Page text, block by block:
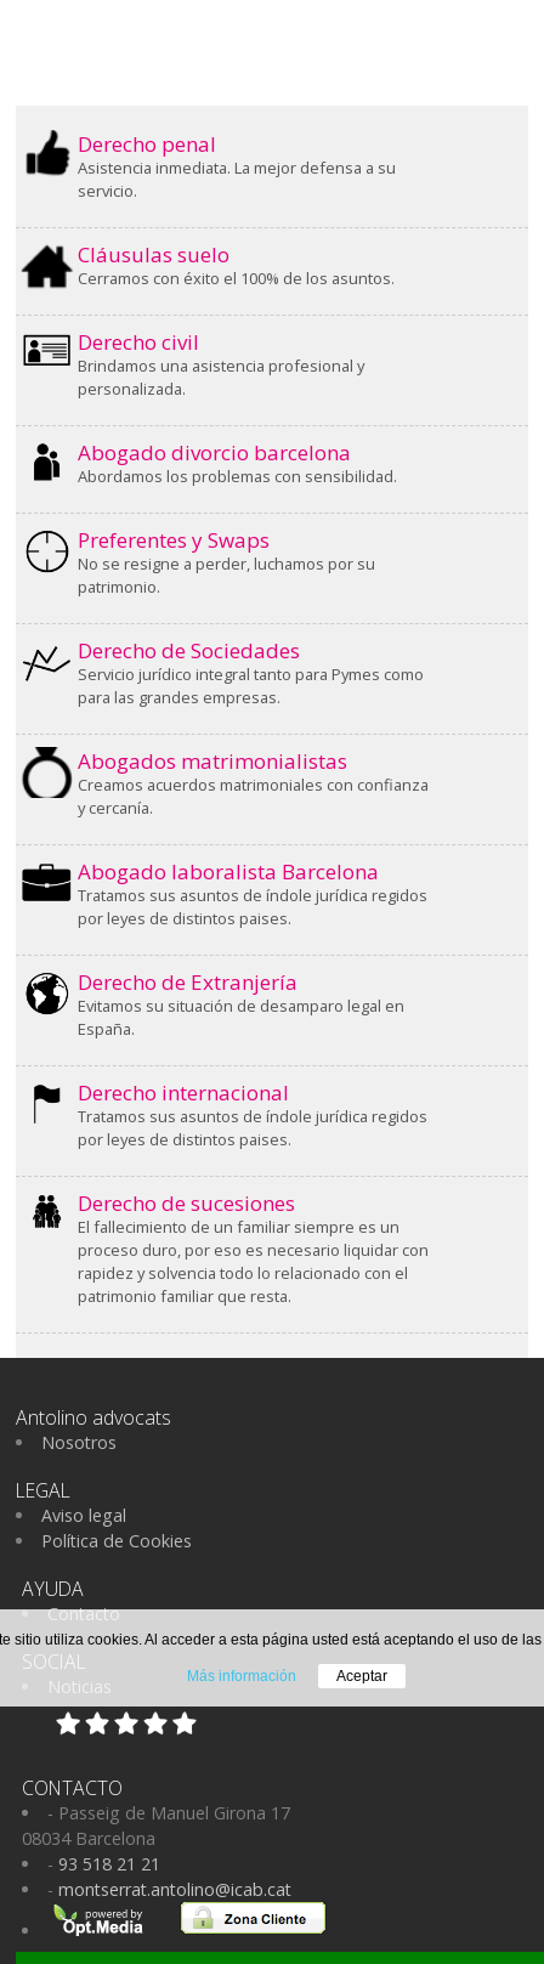
Derecho penal
Asistencia inmediata. La mejor defensa a su
servicio.
Cláusulas suelo
Cerramos con éxito el 100% de los asuntos.
Derecho civil
Brindamos una asistencia profesional y
personalizada.
Abogado divorcio barcelona
Abordamos los problemas con sensibilidad.
Preferentes y Swaps
No se resigne a perder, luchamos por su
patrimonio.
Derecho de Sociedades
Servicio jurídico integral tanto para Pymes como
para las grandes empresas.
Abogados matrimonialistas
Creamos acuerdos matrimoniales con confianza
y cercanía.
Abogado laboralista Barcelona
Tratamos sus asuntos de índole jurídica regidos
por leyes de distintos paises.
Derecho de Extranjería
Evitamos su situación de desamparo legal en
España.
Derecho internacional
Tratamos sus asuntos de índole jurídica regidos
por leyes de distintos paises.
Derecho de sucesiones
El fallecimiento de un familiar siempre es un
proceso duro, por eso es necesario liquidar con
rapidez y solvencia todo lo relacionado con el
patrimonio familiar que resta.
Antolino advocats
Nosotros
LEGAL
Aviso legal
Política de Cookies
AYUDA
Contacto
SOCIAL
Noticias
CONTACTO
- Passeig de Manuel Girona 17
08034 Barcelona
- 93 518 21 21
- montserrat.antolino@icab.cat
sitio utiliza cookies. Al acceder a esta página usted está aceptando el uso de las
Más información Aceptar